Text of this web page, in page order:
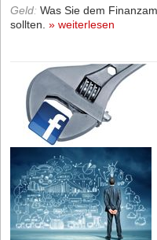
Geld: Was Sie dem
sollten. » weiterlesen